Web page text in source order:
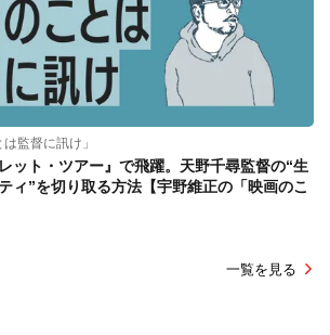
監督に訊け」
ット・ツアー』で飛躍。天野千尋監督の“生
ィ”を切り取る方法【宇野維正の「映画のこ
一覧を見る